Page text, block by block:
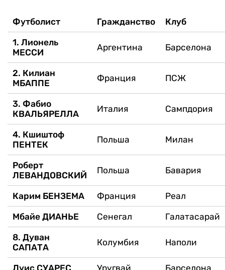
Футболист Гражданство Клуб
1. Лионель
МЕССИ
Аргентина Барселона
2. Килиан
МБАППЕ
Франция ПСЖ
3. Фабио
КВАЛЬЯРЕЛЛА
Италия Сампдория
4. Кшиштоф
ПЕНТЕК
Польша Милан
Роберт
ЛЕВАНДОВСКИЙ
Польша Бавария
Карим БЕНЗЕМА Франция Реал
Мбайе ДИАНЬЕ Сенегал Галатасарай
8. Дуван
САПАТА
Колумбия Наполи